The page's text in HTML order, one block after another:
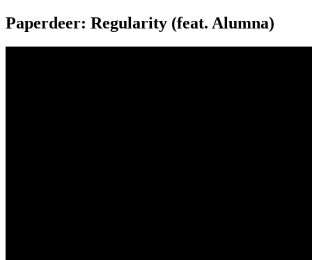
Paperdeer: Regularity (feat. Alumna)